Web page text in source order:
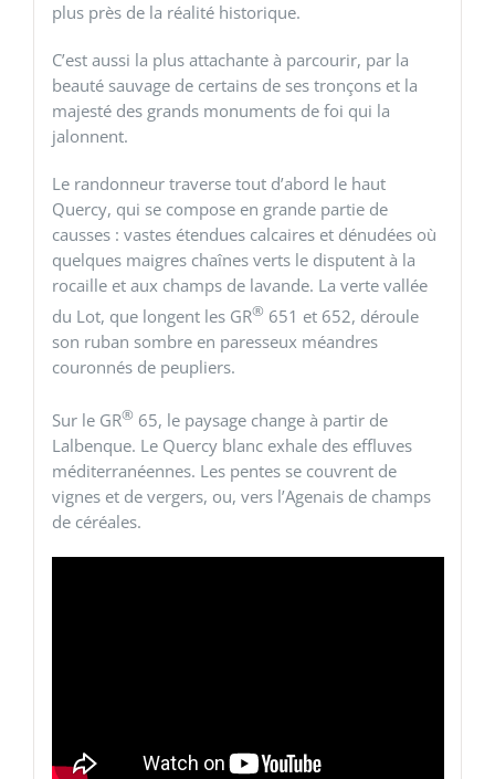
plus près de la réalité historique.
C’est aussi la plus attachante à parcourir, par la
beauté sauvage de certains de ses tronçons et la
majesté des grands monuments de foi qui la
jalonnent.
Le randonneur traverse tout d’abord le haut
Quercy, qui se compose en grande partie de
causses : vastes étendues calcaires et dénudées où
quelques maigres chaînes verts le disputent à la
rocaille et aux champs de lavande. La verte vallée
du Lot, que longent les GR® 651 et 652, déroule
son ruban sombre en paresseux méandres
couronnés de peupliers.
Sur le GR® 65, le paysage change à partir de
Lalbenque. Le Quercy blanc exhale des effluves
méditerranéennes. Les pentes se couvrent de
vignes et de vergers, ou, vers l’Agenais de champs
de céréales.